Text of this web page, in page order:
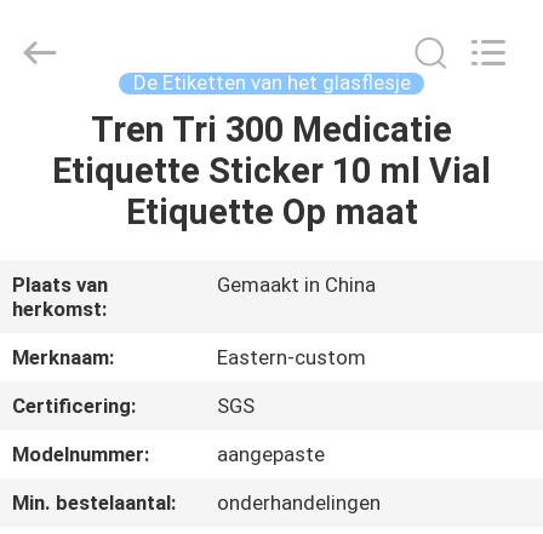
PRODUCTEN
ONGEVEER
ONS
FABRIEKSREIS
Industry
De Etiketten van het glasflesje
Tren Tri 300 Medicatie
Etiquette Sticker 10 ml Vial
Etiquette Op maat
Plaats van
herkomst:
Gemaakt in China
Merknaam:
Eastern-custom
Certificering:
SGS
Modelnummer:
aangepaste
Min. bestelaantal:
onderhandelingen